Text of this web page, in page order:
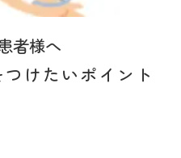
者様へ
けたいポイント